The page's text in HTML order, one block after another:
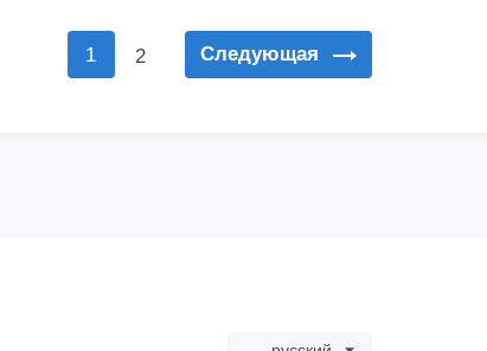
1 2 Следующая